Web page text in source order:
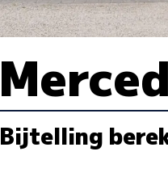
Bijtelling